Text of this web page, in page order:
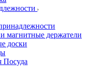
магнитные держатели
доски
Посуда